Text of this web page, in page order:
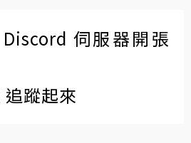
伺服器開張
追蹤起來